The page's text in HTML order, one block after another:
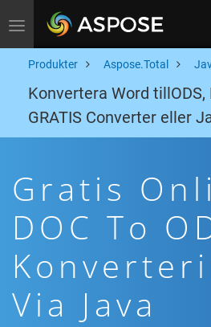
Toggle navigation
Produkter Aspose.Total
Konvertera Word tillODS,
GRATIS Converter eller
Gratis
DOC To
Via Java